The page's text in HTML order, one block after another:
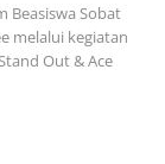
Beasiswa Sobat
melalui kegiatan
Out & Ace